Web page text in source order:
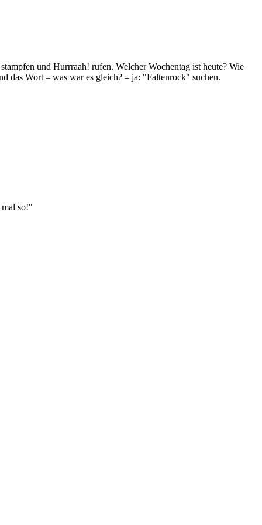
und Hurrraah! rufen. Welcher Wochentag ist heute? Wie
das Wort – was war es gleich? – ja: "Faltenrock" suchen.
mal so!"